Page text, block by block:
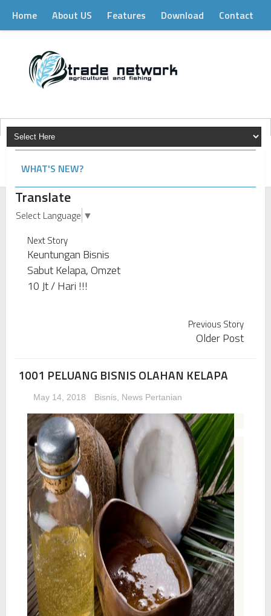
Home About US Features Download Contact
WHAT'S NEW?
PROSEDUR SERTIFIKASI HALAL
Keuntungan Bisnis Sabut Kelapa, Omzet 10 Jt / Hari !!!
1001 PELUANG BISNIS OLAHAN KELAPA
CARA PRAKTIS EKSPOR BISNIS EKSPOR (BAGIAN 4)
CARA PRAKTIS EKSPOR BISNIS EKSPOR (BAGIAN 3)
CARA PRAKTIS EKSPOR BISNIS EKSPOR (BAGIAN 2)
CARA PRAKTIS EKSPOR BISNIS EKSPOR (BAGIAN 1)
BELAJAR EKSPOR PADA VIETNAM 🇻🇳
CARA MUDAH MENJADI EKSPORTIR
Translate
Select Language ▼
Next Story
Keuntungan Bisnis
Sabut Kelapa, Omzet
10 Jt / Hari !!!
Previous Story
Older Post
1001 PELUANG BISNIS OLAHAN KELAPA
May 14, 2018 Bisnis, News Pertanian